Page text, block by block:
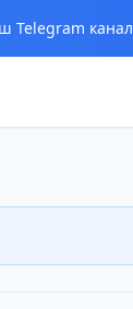
Telegram канал